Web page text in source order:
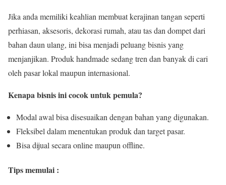
Jika anda memiliki keahlian membuat kerajinan tangan seperti
perhiasan, aksesoris, dekorasi rumah, atau tas dan dompet dari
bahan daun ulang, ini bisa menjadi peluang bisnis yang
menjanjikan. Produk handmade sedang tren dan banyak di cari
oleh pasar lokal maupun internasional.
Kenapa bisnis ini cocok untuk pemula?
Modal awal bisa disesuaikan dengan bahan yang digunakan.
Fleksibel dalam menentukan produk dan target pasar.
Bisa dijual secara online maupun offline.
Tips memulai :